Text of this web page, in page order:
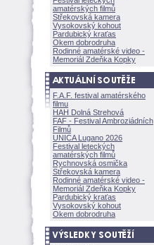
amatérských filmů
Střekovská kamera
Vysokovský kohout
Pardubický kraťas
Okem dobrodruha
Rodinné amatérské video -
Memoriál Zdeňka Kopky
F.A.F. festival amatérského
filmu
HAH Dolná Strehov
FAF - Festival Ambroziádních
Filmů
UNICA Lugano 2026
Festival leteckých
amatérských filmů
Rychnovská osmička
Střekovská kamera
Rodinné amatérské video -
Memoriál Zdeňka Kopky
Pardubický kraťas
Vysokovský kohout
Okem dobrodruha